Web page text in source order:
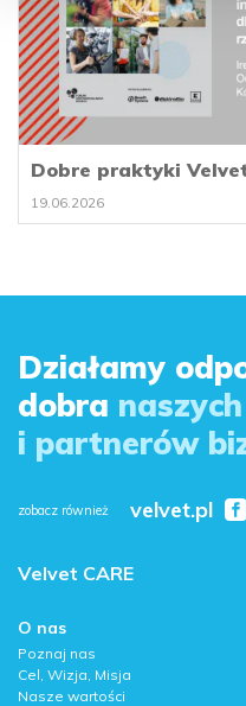
Dobre praktyki
19.06.2026
Działamy
dobra
i partnerów
zobacz również velvet.pl
Velvet CARE
O nas
Poznaj nas
Cel, Wizja, Misja
Nasze wartości